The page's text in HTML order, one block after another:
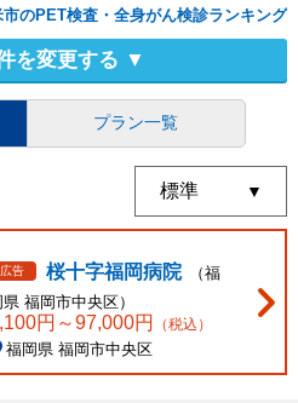
市のPET検査・全身がん検診ランキング
を変更する ▼
プラン一覧
広告 桜十字福岡病院 （福
県 福岡市中央区）
円～97,000円 （税込）
福岡県 福岡市中央区